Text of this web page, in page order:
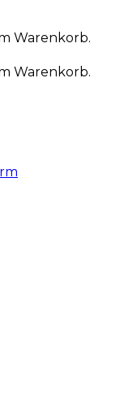
Warenkorb.
Warenkorb.